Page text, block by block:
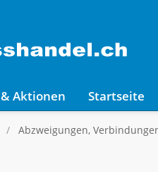
Aktionen Startseite
Abzweigungen,